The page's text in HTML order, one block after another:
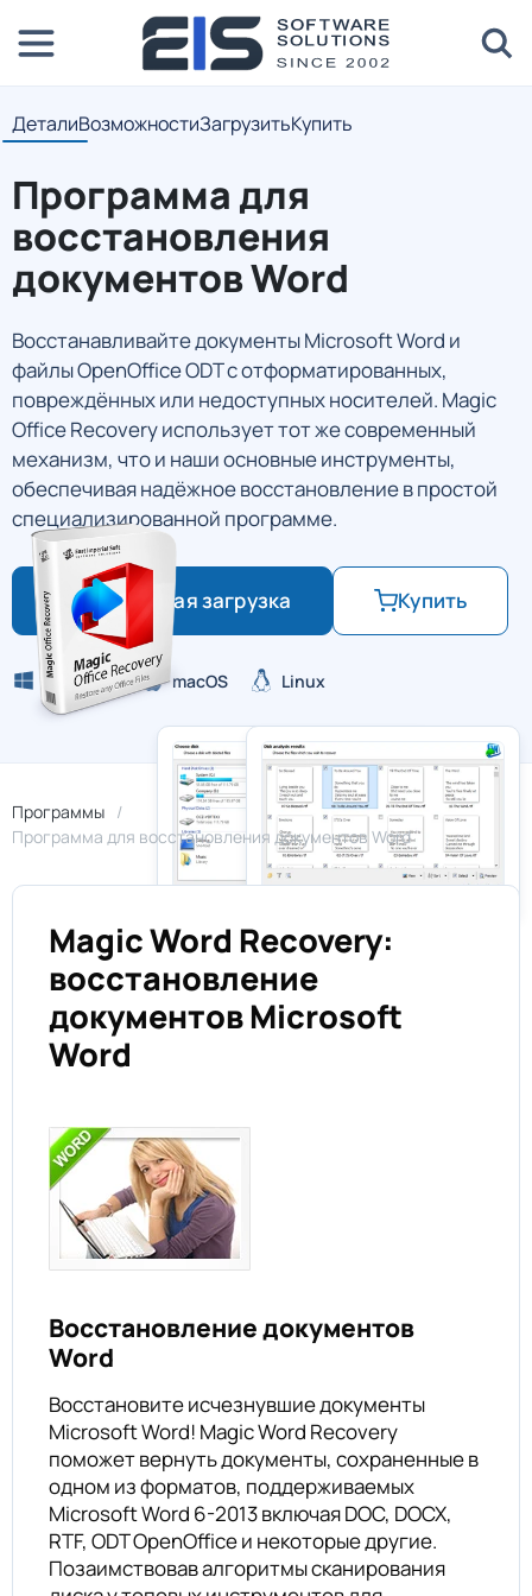
ДеталиВозможностиЗагрузитьКупить
Программа для
восстановления
документов Word
Восстанавливайте документы Microsoft Word и
файлы OpenOffice ODT с отформатированных,
повреждённых или недоступных носителей. Magic
Office Recovery использует тот же современный
механизм, что и наши основные инструменты,
обеспечивая надёжное восстановление в простой
специализированной программе.
Бесплатная загрузка Купить
Windows macOS Linux
Программы
Программа для восстановления документов Word
Magic Word Recovery:
восстановление
документов Microsoft
Word
Восстановление документов
Word
Восстановите исчезнувшие документы
Microsoft Word! Magic Word Recovery
поможет вернуть документы, сохраненные в
одном из форматов, поддерживаемых
Microsoft Word 6-2013 включая DOC, DOCX,
RTF, ODT OpenOffice и некоторые другие.
Позаимствовав алгоритмы сканирования